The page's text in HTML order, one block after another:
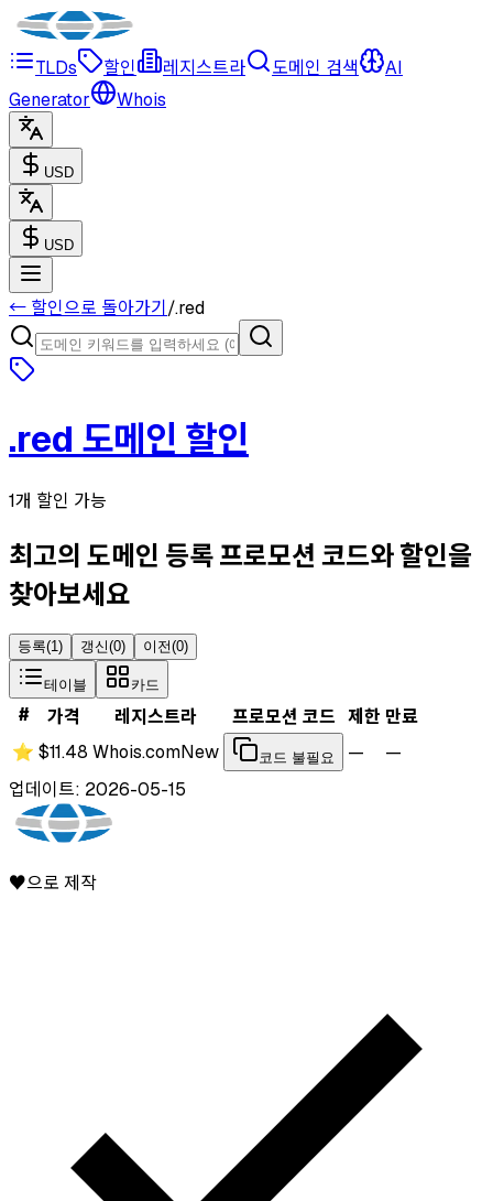
TLDs 할인 레지스트라 도메인 검색
AI
Generator
Whois
USD
USD
← 할인으로 돌아가기 /.red
.red 도메인 할인
1개 할인 가능
최고의 도메인 등록 프로모션 코드와 할인을
찾아보세요
등록(1) 갱신(0) 이전(0)
테이블 카드
# 가격 레지스트라 프로모션 코드 제한 만료
⭐ $11.48 Whois.comNew 코드 불필요 —
—
업데이트: 2026-05-15
♥으로 제작